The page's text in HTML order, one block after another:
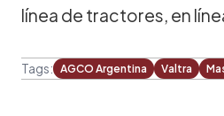
línea de tractores, en
Tags: AGCO Argentina Valtra